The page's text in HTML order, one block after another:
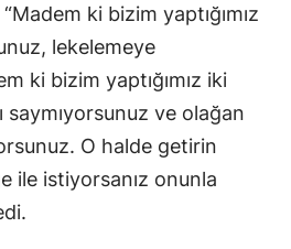
ki bizim yaptığımız
lekelemeye
ki bizim yaptığımız iki
saymıyorsunuz ve olağan
O halde getirin
ile istiyorsanız onunla